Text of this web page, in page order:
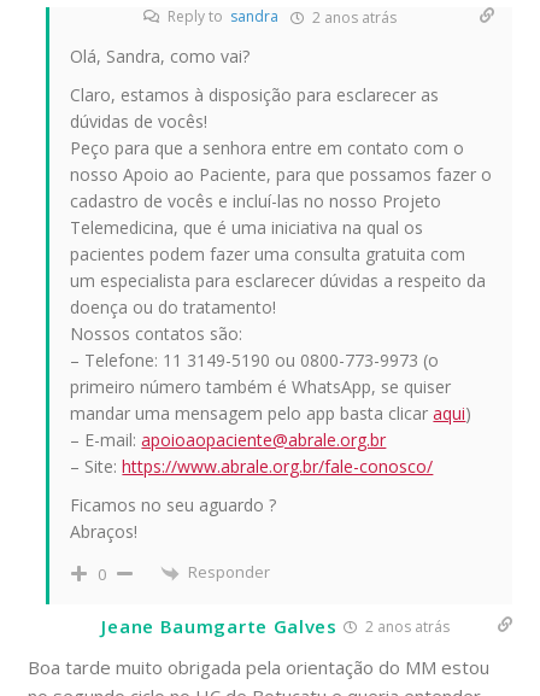
Reply to sandra 2 anos atrás
Olá, Sandra, como vai?
Claro, estamos à disposição para esclarecer as
dúvidas de vocês!
Peço para que a senhora entre em contato com o
nosso Apoio ao Paciente, para que possamos fazer o
cadastro de vocês e incluí-las no nosso Projeto
Telemedicina, que é uma iniciativa na qual os
pacientes podem fazer uma consulta gratuita com
um especialista para esclarecer dúvidas a respeito da
doença ou do tratamento!
Nossos contatos são:
– Telefone: 11 3149-5190 ou 0800-773-9973 (o
primeiro número também é WhatsApp, se quiser
mandar uma mensagem pelo app basta clicaraqui)
– E-mail:apoioaopaciente@abrale.org.br
– Site:https://www.abrale.org.br/fale-conosco/
Ficamos no seu aguardo ?
Abraços!
0 Responder
Jeane Baumgarte Galves 2 anos atrás
Boa tarde muito obrigada pela orientação do MM estou